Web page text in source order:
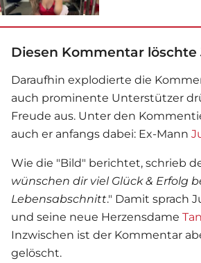
Diesen Kommentar löschte
Daraufhin explodierte die
auch prominente Unterstützer
Freude aus. Unter den
auch er anfangs dabei: Ex-Mann
Wie die "Bild" berichtet, schrieb
wünschen dir viel Glück & Erfolg
Lebensabschnitt." Damit sprach
und seine neue Herzensdame
Inzwischen ist der Kommentar
gelöscht.